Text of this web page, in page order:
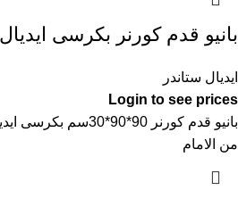
بانيو قدم كورنر بكرسى
ايديال ستاندر
Login to see prices
من الامام